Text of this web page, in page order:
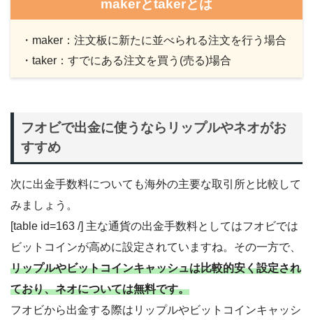
makerとtakerとは
・maker：注文板に新たに並べられる注文を行う場合
・taker：すでにある注文を買う(売る)場合
フオビで出金に使うならリップルやネオがお
すすめ
次に出金手数料についても海外の主要な取引所と比較して
みましょう。
[table id=163 /] 主な通貨の出金手数料としてはフオビでは
ビットコインが高めに設定されていますね。その一方で、
リップルやビットコインキャッシュは比較的安く設定され
ており、ネオについては無料です。
フオビから出金する際はリップルやビットコインキャッシ